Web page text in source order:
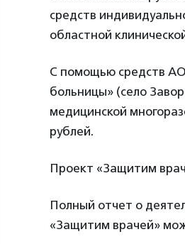
средств
областной
С помощью средств
больницы» (село
медицинской
рублей.
Проект «Защитим
Полный отчет о
«Защитим врачей»